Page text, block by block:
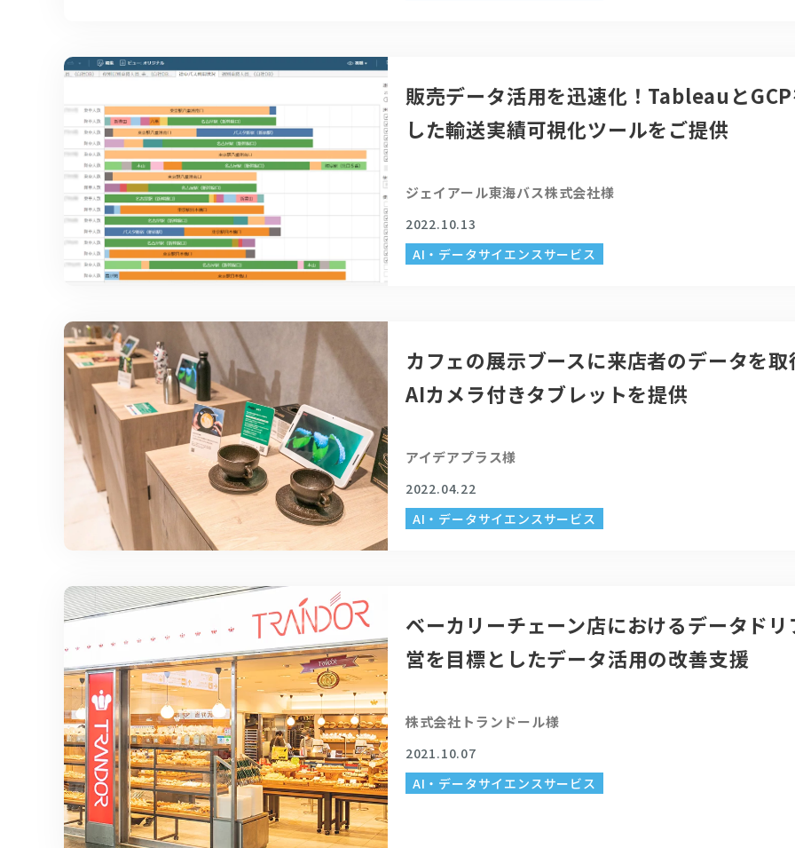
販売データ活用を迅速化！Tableauと
した輸送実績可視化ツールをご提供
ジェイアール東海バス株式会社様
2022.10.13
AI・データサイエンスサービス
カフェの展示ブースに来店者のデータを
AIカメラ付きタブレットを提供
アイデアプラス様
2022.04.22
AI・データサイエンスサービス
ベーカリーチェーン店におけるデータド
営を目標としたデータ活用の改善支援
株式会社トランドール様
2021.10.07
AI・データサイエンスサービス